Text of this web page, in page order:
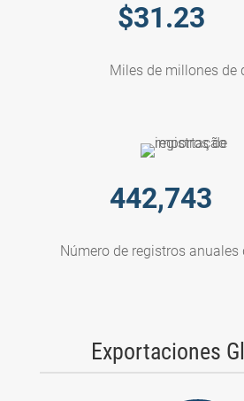
$31.23
Miles de millones de
442,743
Número de registros
Exportaciones